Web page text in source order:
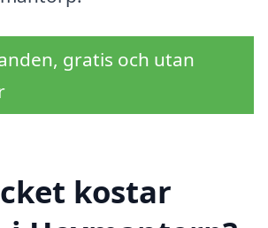
gratis och utan
kostar